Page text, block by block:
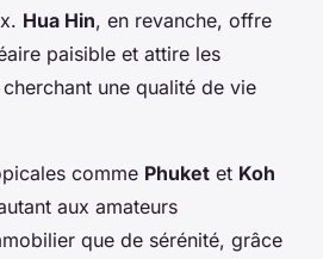
Hua Hin, en revanche, offre
paisible et attire les
une qualité de vie
comme Phuket et Koh
aux amateurs
que de sérénité, grâce